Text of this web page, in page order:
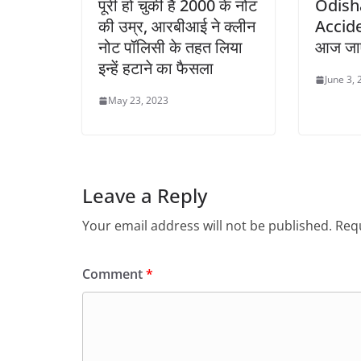
पूरी हो चुकी है 2000 के नोट
की उम्र, आरबीआई ने क्लीन
नोट पॉलिसी के तहत लिया
इन्हें हटाने का फैसला
May 23, 2023
आज
June 3,
Leave a Reply
Your email address will not be published.
Comment*